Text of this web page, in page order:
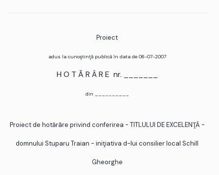
Proiect
adus la cunoştinţă publică în data de 06-07-2007
H O T Ă R Â R E nr. _______
din __________
Proiect de hotărâre privind conferirea - TITLULUI DE EXCELENŢĂ -
domnului Stuparu Traian - iniţiativa d-lui consilier local Schill
Gheorghe